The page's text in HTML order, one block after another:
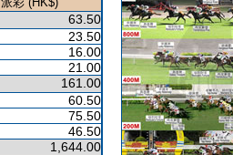
63.50
23.50
16.00
21.00
161.00
60.50
75.50
46.50
1,644.00